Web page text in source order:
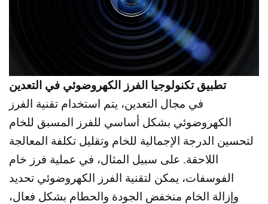
تطبيق تكنولوجيا الفرز الكهروضوئي في التعدين
في مجال التعدين، يتم استخدام تقنية الفرز
الكهروضوئي بشكل أساسي للفرز المسبق للخام
لتحسين الدرجة الإجمالية للخام وتقليل تكلفة المعالجة
اللاحقة. على سبيل المثال، في عملية فرز خام
الفوسفات، يمكن لتقنية الفرز الكهروضوئي تحديد
وإزالة الخام منخفض الجودة والحطام بشكل فعال،